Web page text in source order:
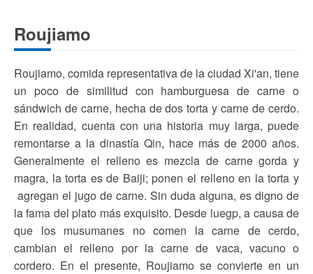
Roujiamo
Roujiamo, comida representativa de la ciudad Xi'an, tiene
un poco de similitud con hamburguesa de carne o
sándwich de carne, hecha de dos torta y carne de cerdo.
En realidad, cuenta con una historia muy larga, puede
remontarse a la dinastía Qin, hace más de 2000 años.
Generalmente el relleno es mezcla de carne gorda y
magra, la torta es de Baiji; ponen el relleno en la torta y
agregan el jugo de carne. Sin duda alguna, es digno de
la fama del plato más exquisito. Desde luegp, a causa de
que los musumanes no comen la carne de cerdo,
cambian el relleno por la carne de vaca, vacuno o
cordero. En el presente, Roujiamo se convierte en un